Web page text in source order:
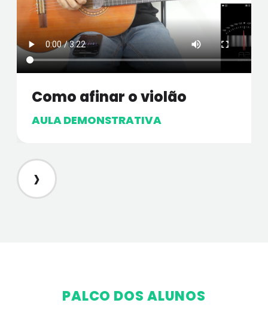
Como afinar o violão
AULA DEMONSTRATIVA
›
PALCO DOS ALUNOS